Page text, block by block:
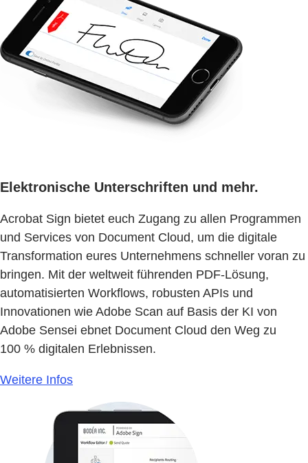
Elektronische Unterschriften und mehr.
Acrobat Sign bietet euch Zugang zu allen Programmen
und Services von Document Cloud, um die digitale
Transformation eures Unternehmens schneller voran zu
bringen. Mit der weltweit führenden PDF-Lösung,
automatisierten Workflows, robusten APIs und
Innovationen wie Adobe Scan auf Basis der KI von
Adobe Sensei ebnet Document Cloud den Weg zu
100 % digitalen Erlebnissen.
Weitere Infos